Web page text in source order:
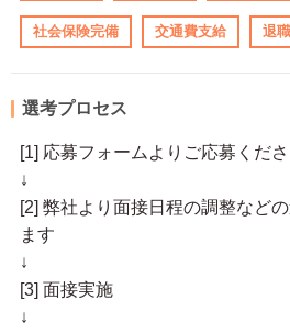
社会保険完備 交通費支給 退
選考プロセス
[1] 応募フォームよりご応募くだ
↓
[2] 弊社より面接日程の調整など
ます
↓
[3] 面接実施
↓